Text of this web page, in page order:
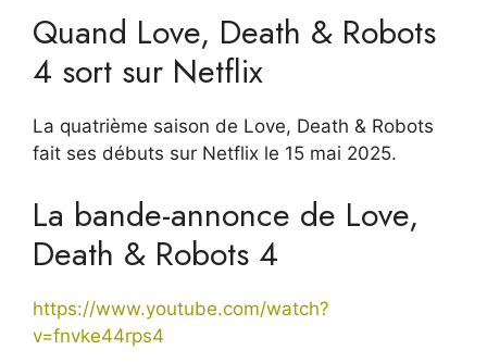
Quand Love, Death & Robots
4 sort sur Netflix
La quatrième saison de Love, Death & Robots
fait ses débuts sur Netflix le 15 mai 2025.
La bande-annonce de Love,
Death & Robots 4
https://www.youtube.com/watch?
v=fnvke44rps4